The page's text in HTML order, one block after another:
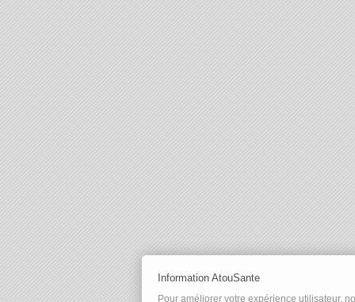
Information AtouSante
Pour améliorer votre expérience utilisateur,